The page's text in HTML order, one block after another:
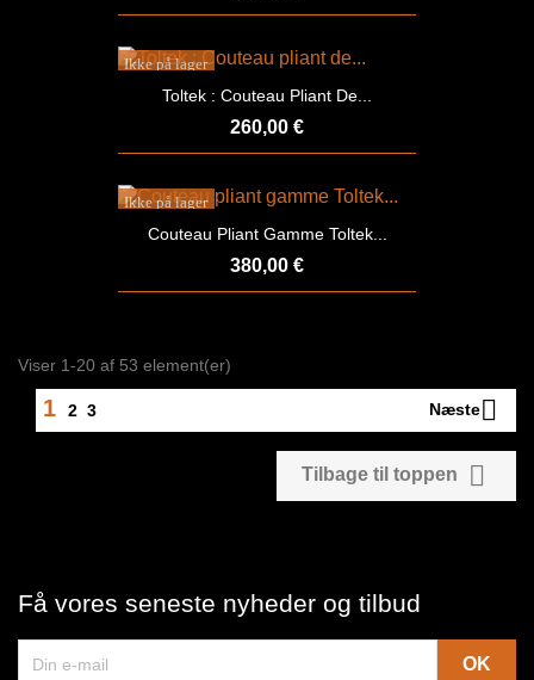
Toltek : Couteau Pliant De...
260,00 €
Ikke på lager
Couteau Pliant Gamme Toltek...
380,00 €
Ikke på lager
Viser 1-20 af 53 element(er)
1 2 3 Næste
Tilbage til toppen 
Få vores seneste nyheder og tilbud